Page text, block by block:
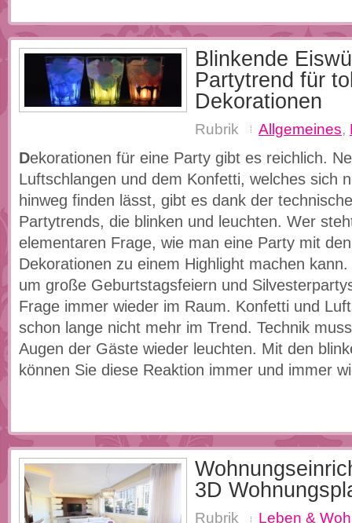
Blinkende
Partytrend für
Dekorationen
Rubrik Allgemeines,
Dekorationen für eine Party gibt es reichlich.
Luftschlangen und dem Konfetti, welches sich
hinweg finden lässt, gibt es dank der
Partytrends, die blinken und leuchten. Wer
elementaren Frage, wie man eine Party mit
Dekorationen zu einem Highlight machen
um große Geburtstagsfeiern und
Frage immer wieder im Raum. Konfetti und
schon lange nicht mehr im Trend. Technik
Augen der Gäste wieder leuchten. Mit den
können Sie diese Reaktion immer und immer
3D
Rubrik Leben &